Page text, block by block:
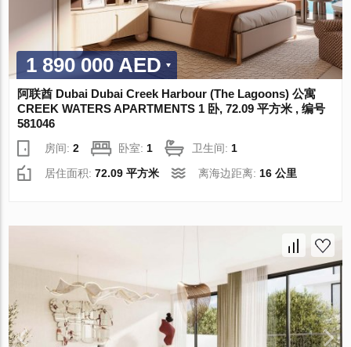
1 890 000 AED
阿联酋 Dubai Dubai Creek Harbour (The Lagoons) 公寓
CREEK WATERS APARTMENTS 1 卧, 72.09 平方米 , 编号
581046
房间:2 卧室: 1 卫生间: 1
居住面积:72.09 平方米 离海边距离: 16 公里